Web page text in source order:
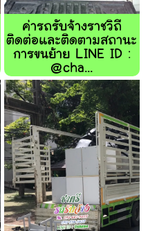
ค่ารถรับจ้างราชวิถี
ติดต่อและติดตามสถานะ
การขนย้าย LINE ID :
@cha...